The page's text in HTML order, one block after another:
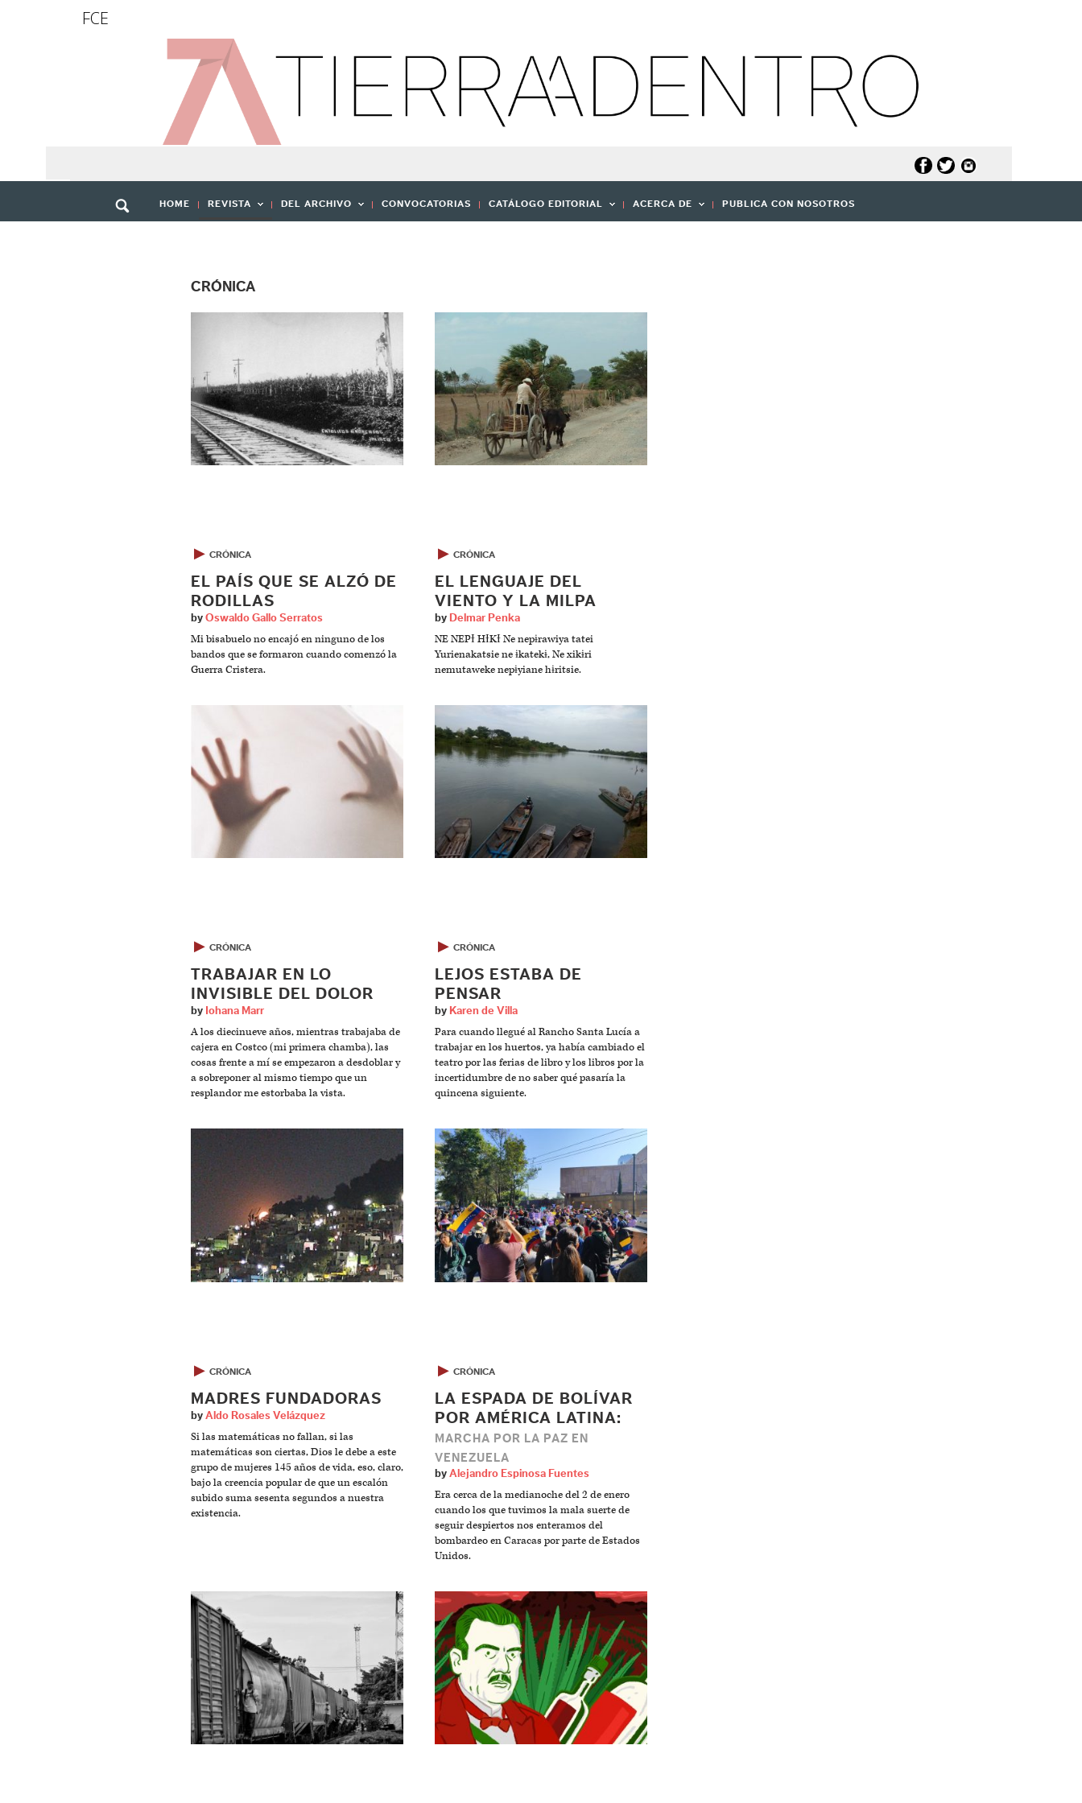
FCE
HOME REVISTA DEL ARCHIVO CONVOCATORIAS CATÁLOGO EDITORIAL ACERCA DE PUBLICA CON NOSOTROS
CRÓNICA
▶ CRÓNICA
EL PAÍS QUE SE ALZÓ DE
RODILLAS
by Oswaldo Gallo Serratos
Mi bisabuelo no encajó en ninguno de los
bandos que se formaron cuando comenzó la
Guerra Cristera.
▶ CRÓNICA
EL LENGUAJE DEL
VIENTO Y LA MILPA
by Delmar Penka
NE NEPƗ HƗKƗ Ne nepɨrawiya tatei
Yurienakatsie ne ɨkatekɨ, Ne xikɨri
nemutaweke nepɨyiane hɨritsie.
▶ CRÓNICA
TRABAJAR EN LO
INVISIBLE DEL DOLOR
by Iohana Marr
A los diecinueve años, mientras trabajaba de
cajera en Costco (mi primera chamba), las
cosas frente a mí se empezaron a desdoblar y
a sobreponer al mismo tiempo que un
resplandor me estorbaba la vista.
▶ CRÓNICA
LEJOS ESTABA DE
PENSAR
by Karen de Villa
Para cuando llegué al Rancho Santa Lucía a
trabajar en los huertos, ya había cambiado el
teatro por las ferias de libro y los libros por la
incertidumbre de no saber qué pasaría la
quincena siguiente.
▶ CRÓNICA
MADRES FUNDADORAS
by Aldo Rosales Velázquez
Si las matemáticas no fallan, si las
matemáticas son ciertas, Dios le debe a este
grupo de mujeres 145 años de vida, eso, claro,
bajo la creencia popular de que un escalón
subido suma sesenta segundos a nuestra
existencia.
▶ CRÓNICA
LA ESPADA DE BOLÍVAR
POR AMÉRICA LATINA:
MARCHA POR LA PAZ EN
VENEZUELA
by Alejandro Espinosa Fuentes
Era cerca de la medianoche del 2 de enero
cuando los que tuvimos la mala suerte de
seguir despiertos nos enteramos del
bombardeo en Caracas por parte de Estados
Unidos.